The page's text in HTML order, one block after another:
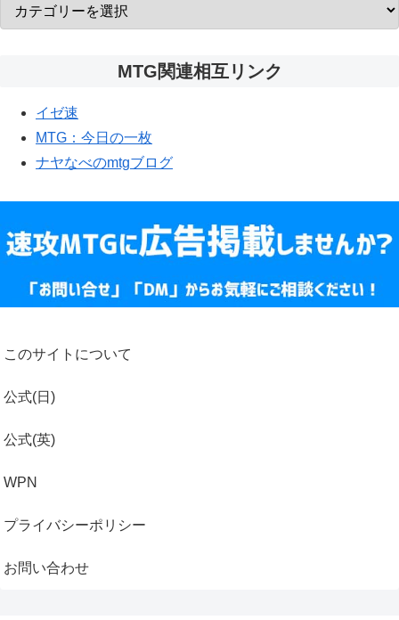
MTG関連相互リンク
イゼ速
MTG：今日の一枚
ナヤなべのmtgブログ
このサイトについて
公式(日)
公式(英)
WPN
プライバシーポリシー
お問い合わせ